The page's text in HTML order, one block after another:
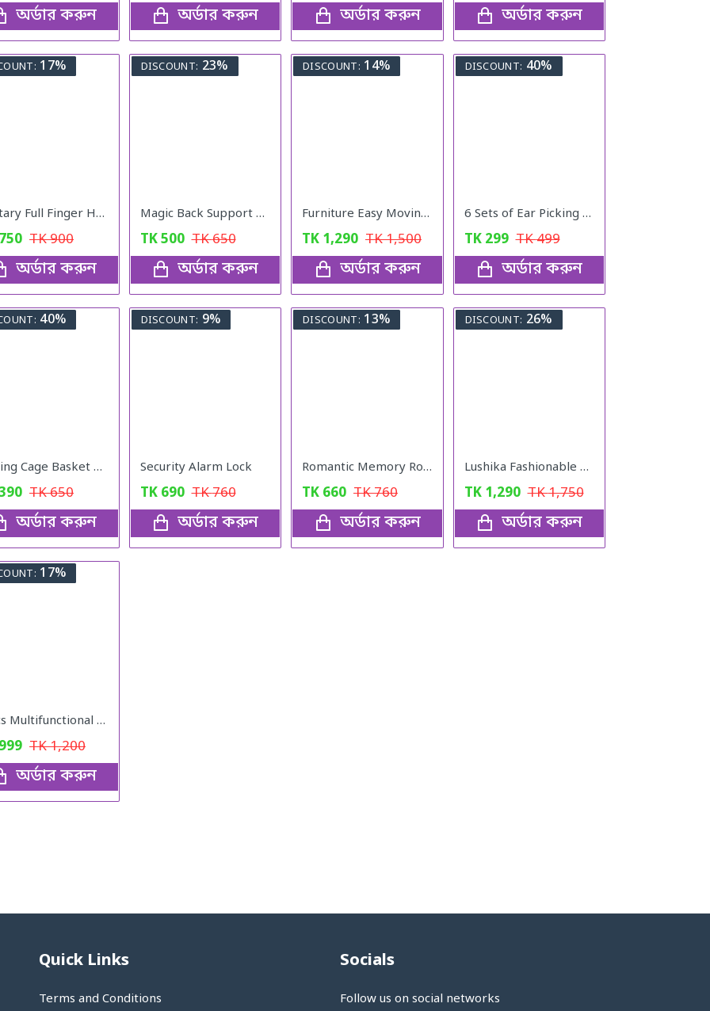
অর্ডার করুন অর্ডার করুন অর্ডার করুন অর্ডার করুন
17%
Military Full Finger Hand Gloves Olive
750 TK900
অর্ডার করুন
DISCOUNT: 23%
Magic Back Support Five Minutes ADay
TK500 TK650
অর্ডার করুন
DISCOUNT: 14%
Furniture Easy Moving Tool Set, Heavy Furniture Moving & Lifting System
TK 1,290 TK1,500
অর্ডার করুন
DISCOUNT: 40%
6 Sets of Ear Picking Tools
TK 299 TK499
অর্ডার করুন
40%
Fishing Cage Basket Plastic (6 Hole)
TK650
অর্ডার করুন
DISCOUNT: 9%
Security Alarm Lock
TK 690 TK760
অর্ডার করুন
DISCOUNT: 13%
Romantic Memory Rose Heart Projection 100 Language I Love You Necklace for Lover Couples- Rose Gold
TK 660 TK760
অর্ডার করুন
DISCOUNT: 26%
Lushika Fashionable Watch Quartz Small Watch With Full Nekless Set
TK 1,290 TK1,750
অর্ডার করুন
17%
5 Pcs Multifunctional Stainless Steel Protect Fresh Box With Lid
999 TK1,200
অর্ডার করুন
Quick Links
Terms and Conditions
Socials
Follow us on social networks